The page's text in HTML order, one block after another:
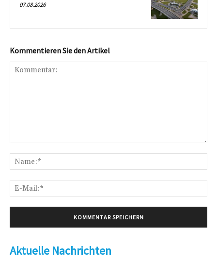
07.08.2026
Kommentieren Sie den Artikel
Aktuelle Nachrichten